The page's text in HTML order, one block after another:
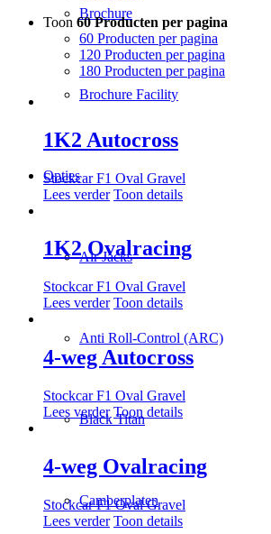
Brochure
Brochure Facility
Opties
Air Jacks
Anti Roll-Control (ARC)
Black Titan
Camberplaten
Toon 60 Producten per pagina
60 Producten per pagina
120 Producten per pagina
180 Producten per pagina
1K2 Autocross
Stockcar F1 Oval Gravel
Lees verder Toon details
1K2 Ovalracing
Stockcar F1 Oval Gravel
Lees verder Toon details
4-weg Autocross
Stockcar F1 Oval Gravel
Lees verder Toon details
4-weg Ovalracing
Stockcar F1 Oval Gravel
Lees verder Toon details